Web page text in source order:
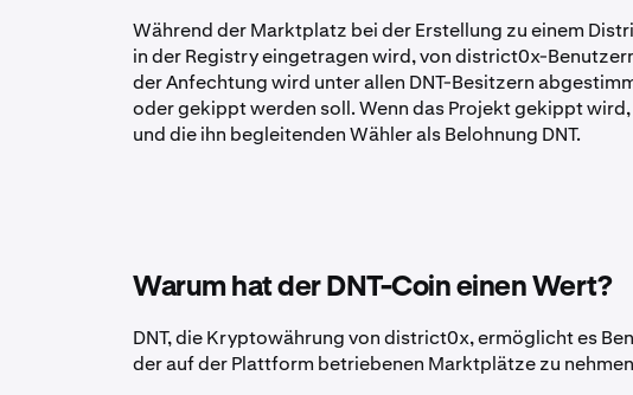
Während der Marktplatz bei der Erstellung zu einem
in der Registry eingetragen wird, von district0x-
der Anfechtung wird unter allen DNT-Besitzern
oder gekippt werden soll. Wenn das Projekt gekippt
und die ihn begleitenden Wähler als Belohnung DNT.
Warum hat der DNT-Coin einen Wert?
DNT, die Kryptowährung von district0x, ermöglicht es
der auf der Plattform betriebenen Marktplätze zu